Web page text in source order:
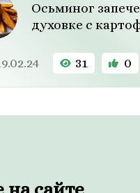
Осьминог
духовке с
31 0